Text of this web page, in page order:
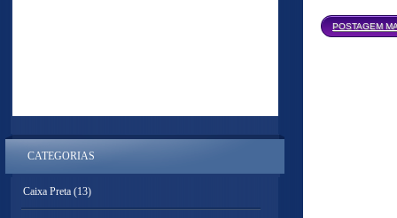
POSTAGEM
CATEGORIAS
Caixa Preta (13)